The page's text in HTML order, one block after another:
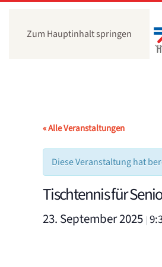
Zum Hauptinhalt springen
« Alle Veranstaltungen
Diese Veranstaltung hat
Tischtennis für
23. September 2025 |